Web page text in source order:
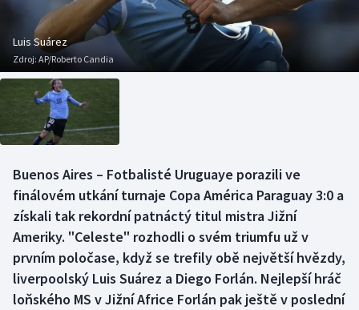
Baseball a softbal
Basketbal
Biatlon
Boby a skeleton
Box
Curling
Dostihy
Florbal
Soutěže
Historické návraty
Aplikace ČT sport
AZ kvíz
Luis Suárez
Zdroj: AP/Roberto Candia
Buenos Aires – Fotbalisté Uruguaye porazili ve
finálovém utkání turnaje Copa América Paraguay 3:0 a
získali tak rekordní patnáctý titul mistra Jižní
Ameriky. "Celeste" rozhodli o svém triumfu už v
prvním poločase, když se trefily obě největší hvězdy,
liverpoolský Luis Suárez a Diego Forlán. Nejlepší hráč
loňského MS v Jižní Africe Forlán pak ještě v poslední